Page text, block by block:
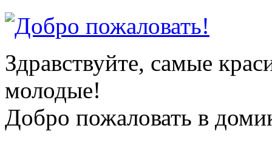
Здравствуйте, самые
молодые!
Добро пожаловать в